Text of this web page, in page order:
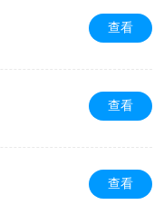
查看
查看
查看